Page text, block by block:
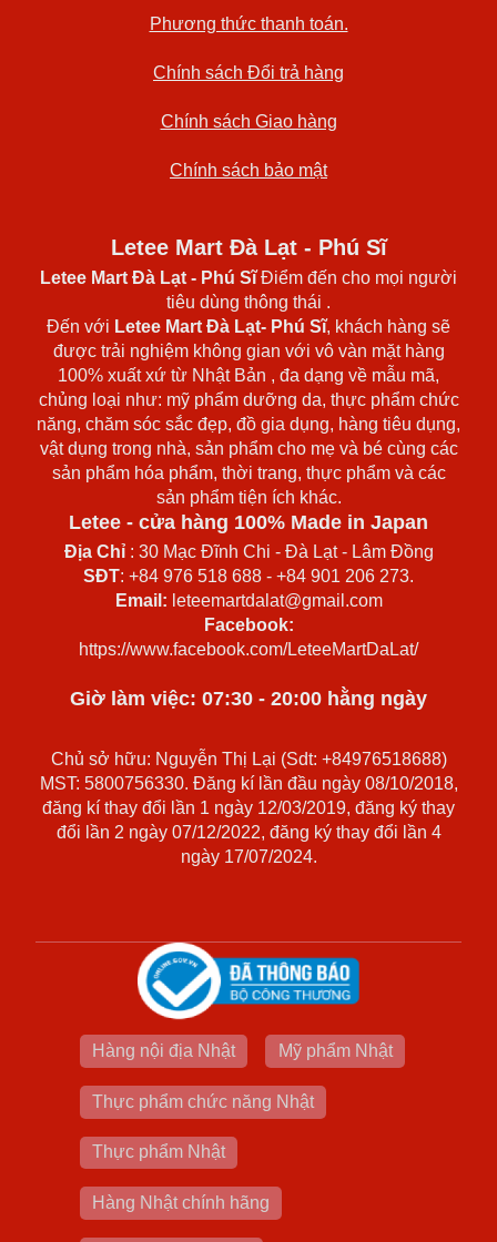
Phương thức thanh toán.
Chính sách Đổi trả hàng
Chính sách Giao hàng
Chính sách bảo mật
Letee Mart Đà Lạt - Phú Sĩ
Letee Mart Đà Lạt - Phú SĩĐiểm đến cho mọi người
tiêu dùng thông thái .
Đến với Letee Mart Đà Lạt- Phú Sĩ, khách hàng sẽ
được trải nghiệm không gian với vô vàn mặt hàng
100% xuất xứ từ Nhật Bản , đa dạng về mẫu mã,
chủng loại như: mỹ phẩm dưỡng da, thực phẩm chức
năng, chăm sóc sắc đẹp, đồ gia dụng, hàng tiêu dụng,
vật dụng trong nhà, sản phẩm cho mẹ và bé cùng các
sản phẩm hóa phẩm, thời trang, thực phẩm và các
sản phẩm tiện ích khác.
Letee - cửa hàng 100% Made in Japan
Địa Chỉ: 30 Mạc Đĩnh Chi - Đà Lạt - Lâm Đồng
SĐT: +84 976 518 688 - +84 901 206 273.
Email: leteemartdalat@gmail.com
Facebook:
https://www.facebook.com/LeteeMartDaLat/
Giờ làm việc: 07:30 - 20:00 hằng ngày
Chủ sở hữu: Nguyễn Thị Lại (Sdt: +84976518688)
MST: 5800756330. Đăng kí lần đầu ngày 08/10/2018,
đăng kí thay đổi lần 1 ngày 12/03/2019, đăng ký thay
đổi lần 2 ngày 07/12/2022, đăng ký thay đổi lần 4
ngày 17/07/2024.
Hàng nội địa Nhật Mỹ phẩm Nhật
Thực phẩm chức năng Nhật
Thực phẩm Nhật
Hàng Nhật chính hãng